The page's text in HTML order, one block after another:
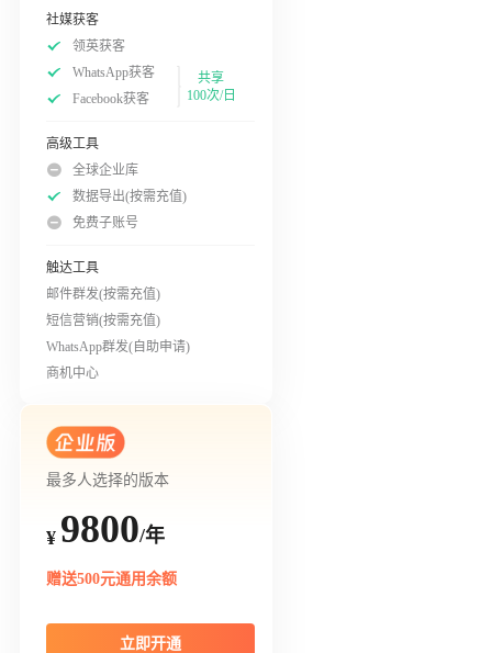
社媒获客
领英获客
WhatsApp获客
Facebook获客
共享
100次/日
高级工具
全球企业库
数据导出(按需充值)
免费子账号
触达工具
邮件群发(按需充值)
短信营销(按需充值)
WhatsApp群发(自助申请)
商机中心
最多人选择的版本
¥ 9800/年
赠送500元通用余额
立即开通